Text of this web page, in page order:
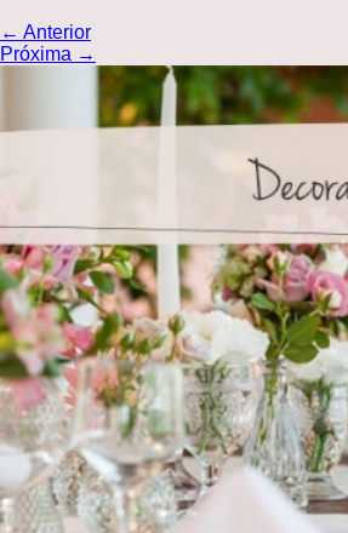
← Anterior
Próxima →